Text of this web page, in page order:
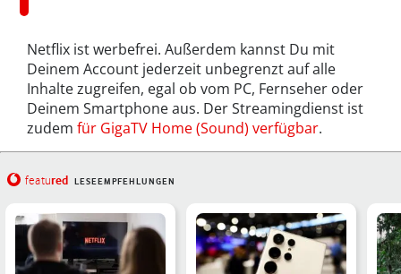
Netflix ist werbefrei. Außerdem kannst Du mit
Deinem Account jederzeit unbegrenzt auf alle
Inhalte zugreifen, egal ob vom PC, Fernseher oder
Deinem Smartphone aus. Der Streamingdienst ist
zudem für GigaTV Home (Sound) verfügbar.
featured LESEEMPFEHLUNGEN